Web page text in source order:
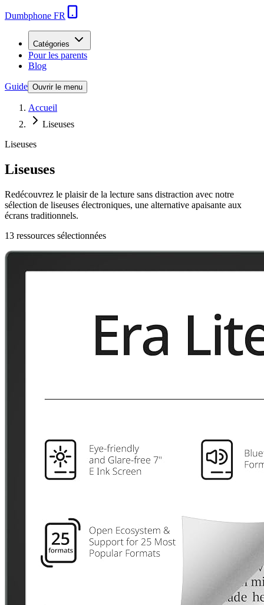
Dumbphone FR
Catégories
Pour les parents
Blog
Guide Ouvrir le menu
Accueil
Liseuses
Liseuses
Liseuses
Redécouvrez le plaisir de la lecture sans distraction avec notre
sélection de liseuses électroniques, une alternative apaisante aux
écrans traditionnels.
13 ressources sélectionnées